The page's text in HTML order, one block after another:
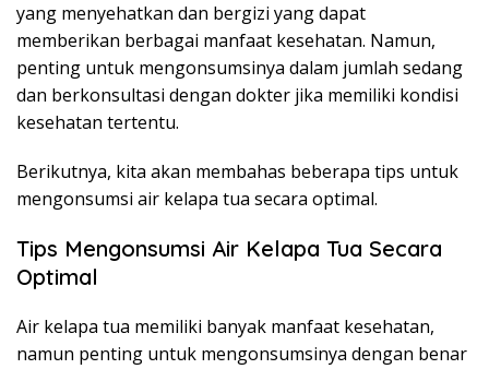
yang menyehatkan dan bergizi yang dapat
memberikan berbagai manfaat kesehatan. Namun,
penting untuk mengonsumsinya dalam jumlah sedang
dan berkonsultasi dengan dokter jika memiliki kondisi
kesehatan tertentu.
Berikutnya, kita akan membahas beberapa tips untuk
mengonsumsi air kelapa tua secara optimal.
Tips Mengonsumsi Air Kelapa Tua Secara
Optimal
Air kelapa tua memiliki banyak manfaat kesehatan,
namun penting untuk mengonsumsinya dengan benar